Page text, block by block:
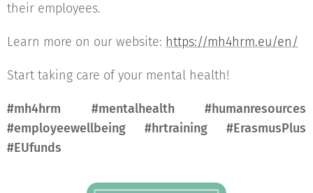
their employees. 🏢💼
Learn more on our website: https://mh4hrm.eu/en/
Start taking care of your mental health! 🌍
#mh4hrm #mentalhealth #humanresources
#employeewellbeing #hrtraining #ErasmusPlus
#EUfunds